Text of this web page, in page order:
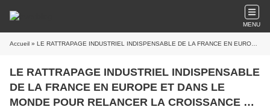
MENU
Accueil » LE RATTRAPAGE INDUSTRIEL INDISPENSABLE DE LA FRANCE EN EUROPE ET DANS LE MONDE POUR RELANCER LA CROISSANCE ET DIMINUER LE CHÔMAGE
LE RATTRAPAGE INDUSTRIEL INDISPENSABLE
DE LA FRANCE EN EUROPE ET DANS LE
MONDE POUR RELANCER LA CROISSANCE ET